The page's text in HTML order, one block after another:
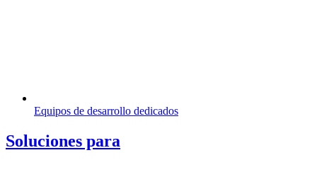
Equipos de desarrollo dedicados
Soluciones para